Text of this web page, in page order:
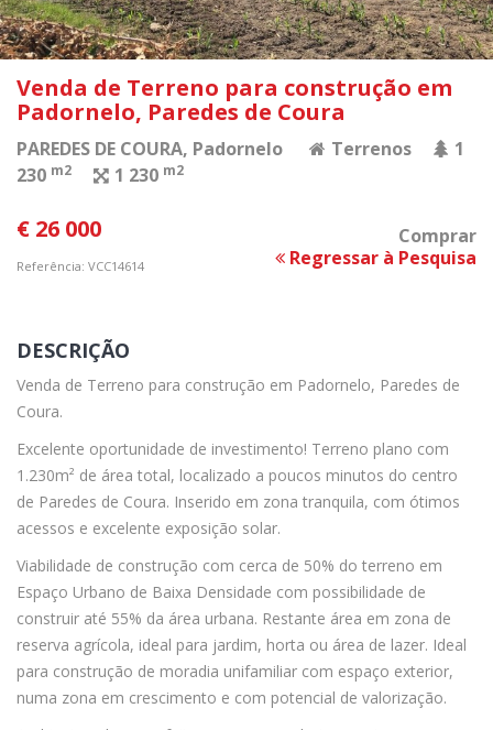
Venda de Terreno para construção em
Padornelo, Paredes de Coura
PAREDES DE COURA, Padornelo Terrenos
1
230 m2 1 230 m2
€ 26 000 Comprar
Referência: VCC14614 Regressar à Pesquisa
DESCRIÇÃO
Venda de Terreno para construção em Padornelo, Paredes de
Coura.
Excelente oportunidade de investimento! Terreno plano com
1.230m² de área total, localizado a poucos minutos do centro
de Paredes de Coura. Inserido em zona tranquila, com ótimos
acessos e excelente exposição solar.
Viabilidade de construção com cerca de 50% do terreno em
Espaço Urbano de Baixa Densidade com possibilidade de
construir até 55% da área urbana. Restante área em zona de
reserva agrícola, ideal para jardim, horta ou área de lazer. Ideal
para construção de moradia unifamiliar com espaço exterior,
numa zona em crescimento e com potencial de valorização.